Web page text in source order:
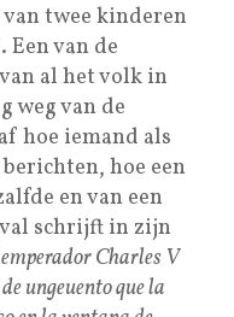
van twee kinderen
Een van de
al het volk in
weg van de
hoe iemand als
hoe een
en van een
schrijft in zijn
Charles V
ungeuento que la